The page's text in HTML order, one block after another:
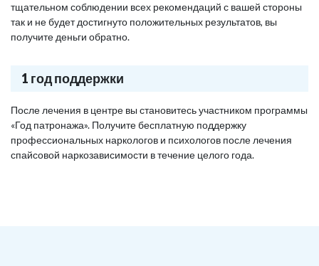
тщательном соблюдении всех рекомендаций с вашей стороны
так и не будет достигнуто положительных результатов, вы
получите деньги обратно.
1 год поддержки
После лечения в центре вы становитесь участником программы
«Год патронажа». Получите бесплатную поддержку
профессиональных наркологов и психологов после лечения
спайсовой наркозависимости в течение целого года.